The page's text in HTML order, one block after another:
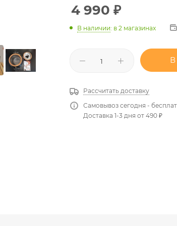
4 990 ₽
В наличии: в 2 магазинах
В
Рассчитать доставку
Самовывоз сегодня -
Доставка 1-3 дня от 490 ₽